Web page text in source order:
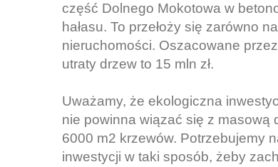
część Dolnego Mokotowa w
hałasu. To przełoży się zarówno
nieruchomości. Oszacowane
utraty drzew to 15 mln zł.
Uważamy, że ekologiczna
nie powinna wiązać się z masową
6000 m2 krzewów. Potrzebujemy
inwestycji w taki sposób, żeby